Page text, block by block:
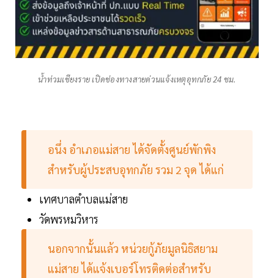
น้ำท่วมเชียงราย เปิดช่องทางสายด่วนแจ้งเหตุอุทกภัย 24 ชม.
อนึ่ง อำเภอแม่สาย ได้จัดตั้งศูนย์พักพิง
สำหรับผู้ประสบอุทกภัย รวม 2 จุด ได้แก่
เทศบาลตำบลแม่สาย
วัดพรหมวิหาร
นอกจากนั้นแล้ว หน่วยกู้ภัยมูลนิธิสยาม
แม่สาย ได้แจ้งเบอร์โทรติดต่อสำหรับ